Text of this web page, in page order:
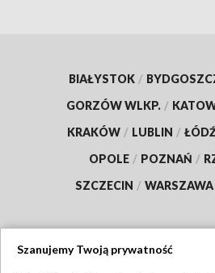
BIAŁYSTOK /
GORZÓW WLKP. /
KRAKÓW / LUBLIN /
OPOLE / POZNAŃ /
SZCZECIN / WARSZAWA
Szanujemy Twoją prywatność